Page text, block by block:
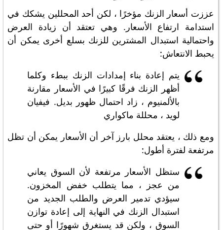
عززت أسعار الزنك مؤخرًا ، لكن أحد المحللين يشكك في
استدامة ارتفاع الأسعار. وهي تعتقد أن زيادة العرض
واحتمالية استبدال المشترين للزنك بسلع أخرى يمكن أن
يحبط الانتعاش:
يتم إعادة بناء إمدادات الزنك ببطء وكلما
أظهر الزنك فرقًا كبيرًا في الأسعار مقارنة
بالألمنيوم ، زاد احتمال ظهور بديل. فيفيان
لويد ، محللة ماكواري
ومع ذلك ، يعتقد محلل بارز آخر أن الأسعار يمكن أن تظل
مرتفعة لفترة أطول:
ستظل الأسعار مرتفعة لأن السوق يعاني
من عجز ، مما يتطلب خفض المخزون.
سيؤدي تدمير العرض والطلب الجديد من
استبدال الزنك في النهاية إلى إعادة توازن
السوق ، ولكن قد يستغرق شهورًا أو حتى